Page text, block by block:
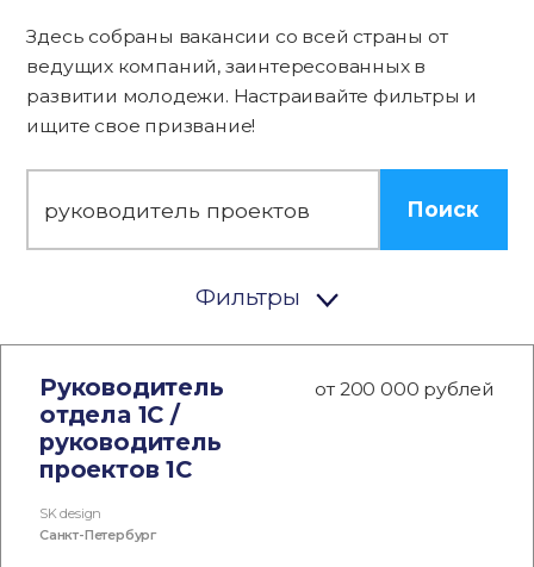
Здесь собраны вакансии со всей страны от
ведущих компаний, заинтересованных в
развитии молодежи. Настраивайте фильтры и
ищите свое призвание!
Поиск
Фильтры
Руководитель
отдела 1С /
руководитель
проектов 1С
от 200 000 рублей
SK design
Санкт-Петербург